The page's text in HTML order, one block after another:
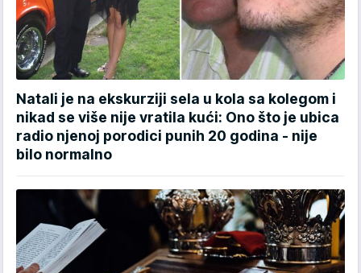
Natali je na ekskurziji sela u kola sa kolegom i
nikad se više nije vratila kući: Ono što je ubica
radio njenoj porodici punih 20 godina - nije
bilo normalno